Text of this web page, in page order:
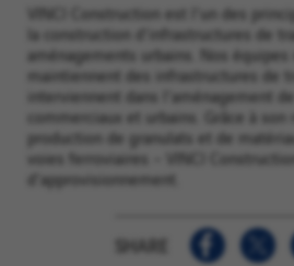
VINCI Construction est l'un des
la construction d'infrastructures de
aménagements urbains. Nos
maintiennent des infrastructures de
interviennent dans l'aménagement
commerciaux et urbains. Grâce à son
production de granulats et de
voies ferroviaires – VINCI
d'approvisionnement.
SHARE